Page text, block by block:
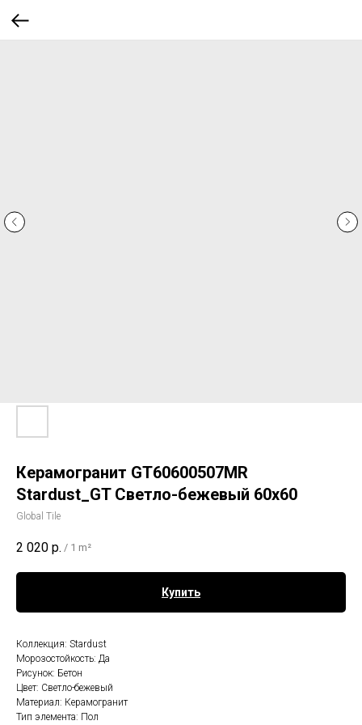
Керамогранит GT60600507MR
Stardust_GT Светло-бежевый 60x60
Global Tile
2 020 р. / 1 m²
Купить
Коллекция: Stardust
Морозостойкость: Да
Рисунок: Бетон
Цвет: Светло-бежевый
Материал: Керамогранит
Тип элемента: Пол